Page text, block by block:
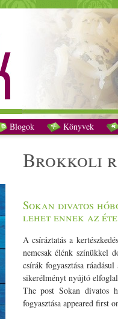
brokkoli receptek -
Blogok Könyvek
brokkoli
Sokan divatos
lehet ennek az
A csíráztatás a
nemcsak élénk színükkel
csírák fogyasztása
sikerélményt nyújtó
The post Sokan divatos
fogyasztása appeared first